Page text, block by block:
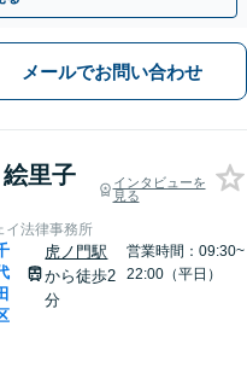
メールでお問い合わせ
里子
インタビューを
見る
イ法律事務所
虎ノ門駅
から徒歩2
分
営業時間：09:30~
22:00（平日）